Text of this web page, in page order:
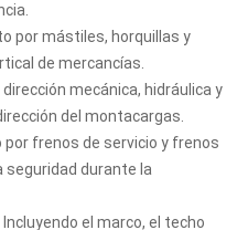
por mástiles, horquillas y
de mercancías.
dirección mecánica, hidráulica y
del montacargas.
por frenos de servicio y frenos
durante la
Incluyendo el marco, el techo